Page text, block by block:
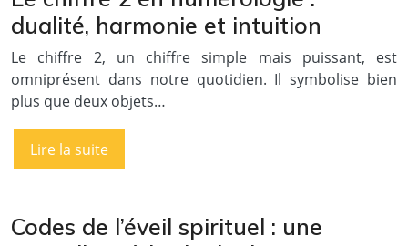
dualité, harmonie et intuition
Le chiffre 2, un chiffre simple mais puissant, est
omniprésent dans notre quotidien. Il symbolise bien
plus que deux objets…
Lire la suite
Codes de l’éveil spirituel : une